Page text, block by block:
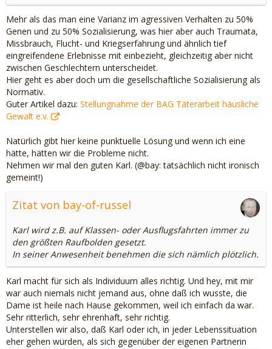
Mehr als das man eine Varianz im agressiven Verhalten zu 50%
Genen und zu 50% Sozialisierung, was hier aber auch Traumata,
Missbrauch, Flucht- und Kriegserfahrung und ähnlich tief
eingreifendene Erlebnisse mit einbezieht, gleichzeitig aber nicht
zwischen Geschlechtern unterscheidet.
Hier geht es aber doch um die gesellschaftliche Sozialisierung als
Normativ.
Guter Artikel dazu: Stellungnahme der BAG Täterarbeit häusliche
Gewalt e.v.
Natürlich gibt hier keine punktuelle Lösung und wenn ich eine
hätte, hätten wir die Probleme nicht.
Nehmen wir mal den guten Karl. (@bay: tatsächlich nicht ironisch
gemeint!)
Zitat von bay-of-russel
Karl wird z.B. auf Klassen- oder Ausflugsfahrten immer zu
den größten Raufbolden gesetzt.
In seiner Anwesenheit benehmen die sich nämlich plötzlich.
Karl macht für sich als Individuum alles richtig. Und hey, mit mir
war auch niemals nicht jemand aus, ohne daß ich wusste, die
Dame ist heile nach Hause gekommen, weil ich einfach da war.
Sehr ritterlich, sehr ehrenhaft, sehr richtig.
Unterstellen wir also, daß Karl oder ich, in jeder Lebenssituation
eher gehen würden, als sich gegenüber der eigenen Partnerin